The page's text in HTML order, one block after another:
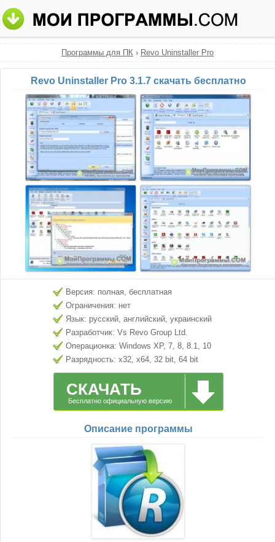
Программы для ПК › Revo Uninstaller Pro
Revo Uninstaller Pro 3.1.7 скачать бесплатно
Версия: полная, бесплатная
Ограничения: нет
Язык: русский, английский, украинский
Разработчик: Vs Revo Group Ltd.
Операционка: Windows XP, 7, 8, 8.1, 10
Разрядность: x32, x64, 32 bit, 64 bit
СКАЧАТЬ
Бесплатно официальную версию
Описание программы